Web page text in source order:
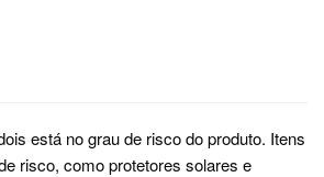
está no grau de risco do produto. Itens
risco, como protetores solares e